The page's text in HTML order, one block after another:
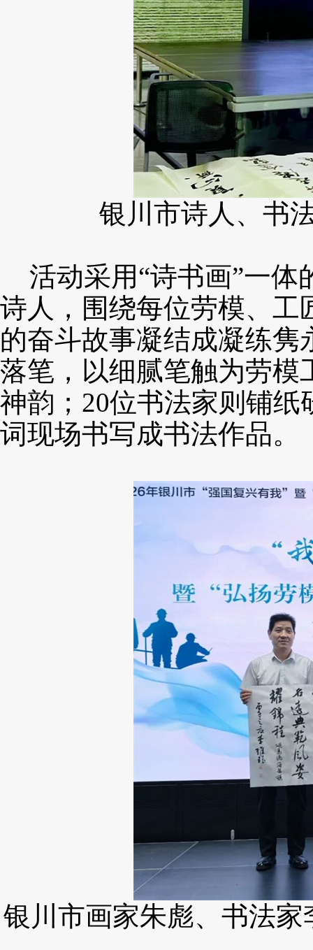
银川市诗人、书
活动采用“诗书画”一体
诗人，围绕每位劳模、工
的奋斗故事凝结成凝练隽
落笔，以细腻笔触为劳模
神韵 ； 20位书法家则铺
词现场书写成书法作品。
银川市画家朱彪、书法